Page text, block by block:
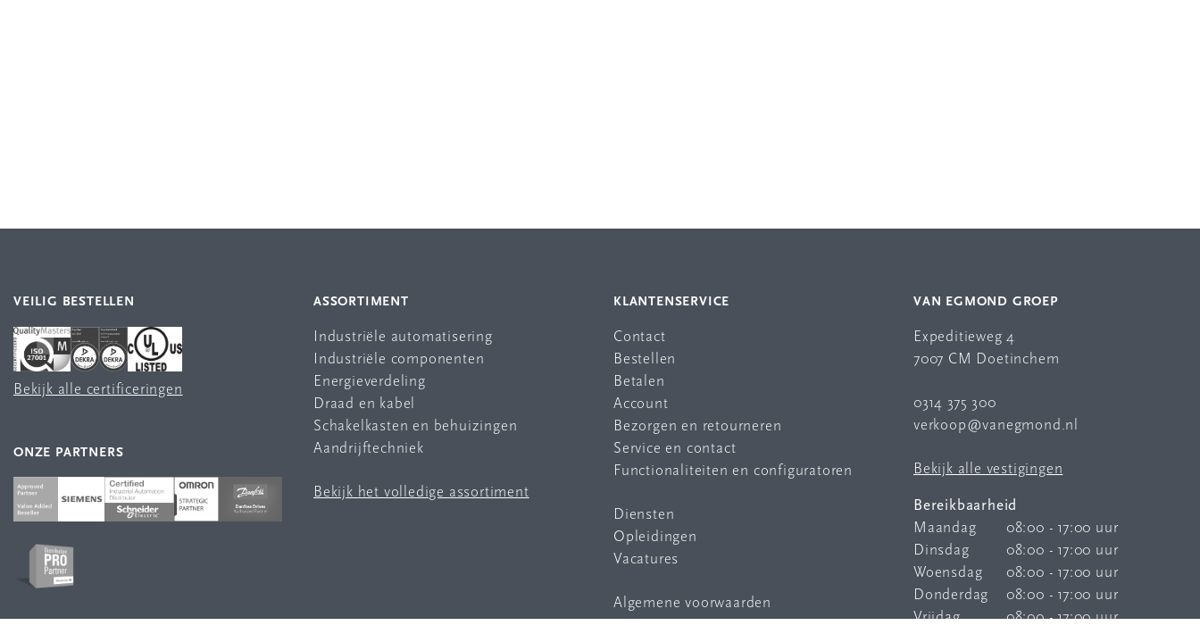
VEILIG BESTELLEN
Bekijk alle certificeringen
ONZE PARTNERS
ASSORTIMENT
Industriële automatisering
Industriële componenten
Energieverdeling
Draad en kabel
Schakelkasten en behuizingen
Aandrijftechniek
Bekijk het volledige assortiment
KLANTENSERVICE
Contact
Bestellen
Betalen
Account
Bezorgen en retourneren
Service en contact
Functionaliteiten en configuratoren
Diensten
Opleidingen
Vacatures
Algemene voorwaarden
VAN EGMOND GROEP
Expeditieweg 4
7007 CM Doetinchem
0314 375 300
verkoop@vanegmond.nl
Bekijk alle vestigingen
Bereikbaarheid
Maandag
08:00 - 17:00 uur
Dinsdag
08:00 - 17:00 uur
Woensdag
08:00 - 17:00 uur
Donderdag
08:00 - 17:00 uur
Vrijdag
08:00 - 17:00 uur